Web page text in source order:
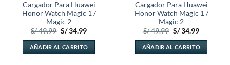
Cargador Para Huawei
Honor Watch Magic 1 /
Magic 2
S/49.99 El
original
era:
S/ 49.99.
S/34.99El
actual
es:
S/ 34.99.
AÑADIR AL CARRITO
Cargador Para Huawei
Honor Watch Magic 1 /
Magic 2
S/49.99 El
original
era:
S/ 49.99.
S/34.99El
actual
es:
S/ 34.99.
AÑADIR AL CARRITO